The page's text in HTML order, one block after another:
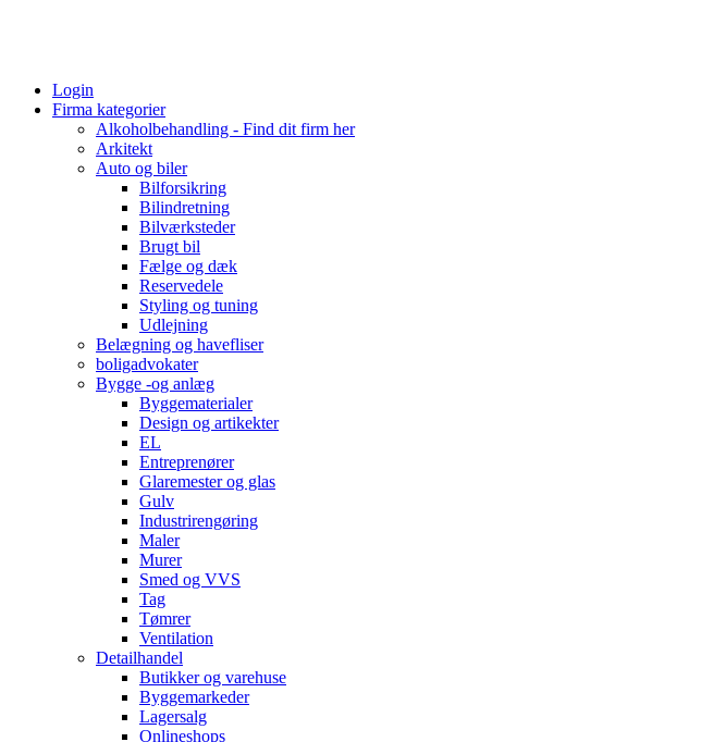
Login
Firma kategorier
Alkoholbehandling - Find dit firm her
Arkitekt
Auto og biler
Bilforsikring
Bilindretning
Bilværksteder
Brugt bil
Fælge og dæk
Reservedele
Styling og tuning
Udlejning
Belægning og havefliser
boligadvokater
Bygge -og anlæg
Byggematerialer
Design og artikekter
EL
Entreprenører
Glaremester og glas
Gulv
Industrirengøring
Maler
Murer
Smed og VVS
Tag
Tømrer
Ventilation
Detailhandel
Butikker og varehuse
Byggemarkeder
Lagersalg
Onlineshops